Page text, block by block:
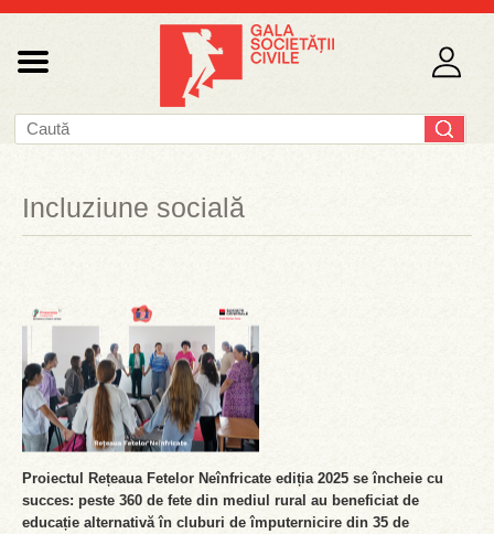
Incluziune socială
Proiectul Rețeaua Fetelor Neînfricate ediția 2025 se încheie cu
succes: peste 360 de fete din mediul rural au beneficiat de
educație alternativă în cluburi de împuternicire din 35 de